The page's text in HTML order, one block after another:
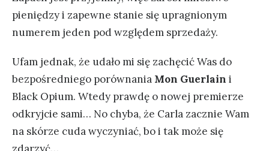
pieniędzy i zapewne stanie się upragnionym
numerem jeden pod względem sprzedaży.
Ufam jednak, że udało mi się zachęcić Was do
bezpośredniego porównania Mon Guerlain i
Black Opium. Wtedy prawdę o nowej premierze
odkryjcie sami… No chyba, że Carla zacznie Wam
na skórze cuda wyczyniać, bo i tak może się
zdarzyć…